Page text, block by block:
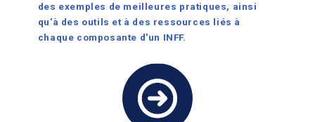
des exemples de meilleures pratiques, ainsi
qu'à des outils et à des ressources liés à
chaque composante d'un INFF.